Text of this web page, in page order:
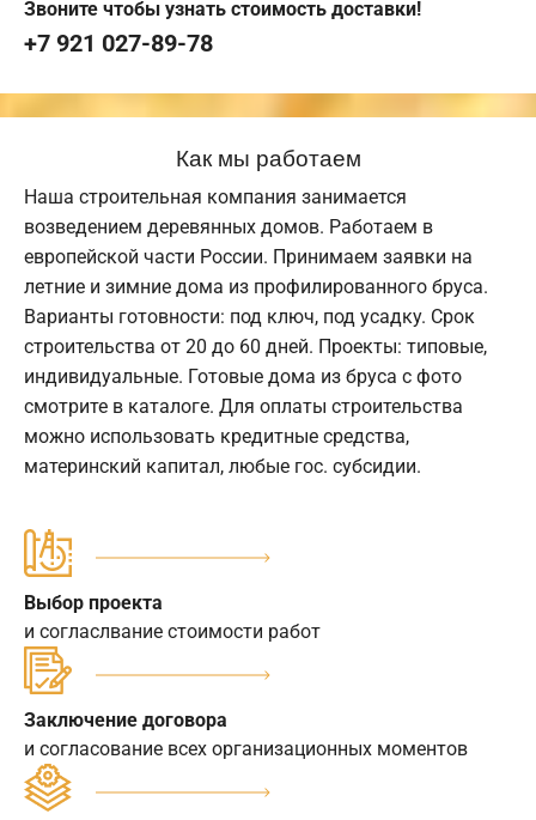
Звоните чтобы узнать стоимость доставки!
+7 921 027-89-78
Как мы работаем
Наша строительная компания занимается
возведением деревянных домов. Работаем в
европейской части России. Принимаем заявки на
летние и зимние дома из профилированного бруса.
Варианты готовности: под ключ, под усадку. Срок
строительства от 20 до 60 дней. Проекты: типовые,
индивидуальные. Готовые дома из бруса с фото
смотрите в каталоге. Для оплаты строительства
можно использовать кредитные средства,
материнский капитал, любые гос. субсидии.
Выбор проекта
и согласлвание стоимости работ
Заключение договора
и согласование всех организационных моментов